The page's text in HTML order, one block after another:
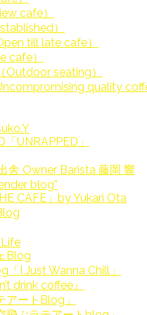
cafe）
）
till late cafe）
cafe）
Outdoor seating）
quality
UNRAPPED」
舎 Owner Barista 藤岡 響
blog”
CAFE」by Yukari Ota
Life
Blog
I Just Wanna Chill」
drink coffee』
アートBlog」